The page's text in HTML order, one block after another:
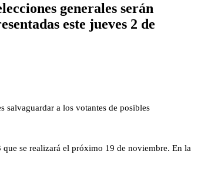
generales serán
este jueves 2 de
salvaguardar a los votantes de posibles
se realizará el próximo 19 de noviembre. En la